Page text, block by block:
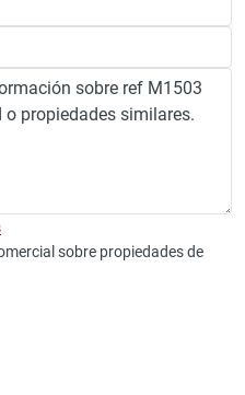
sobre propiedades de